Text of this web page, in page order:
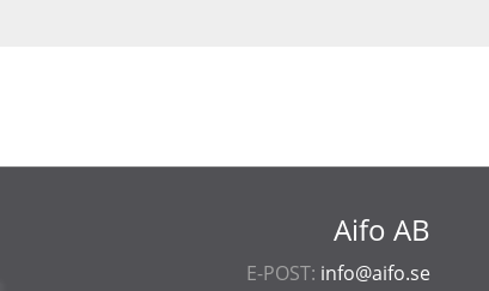
Aifo AB
E-POST: info@aifo.se